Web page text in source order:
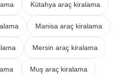
Kütahya araç kiralama
Manisa araç kiralama
Mersin araç kiralama
Muş araç kiralama